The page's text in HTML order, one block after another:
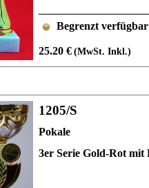
Begrenzt verfügbar
25.20 € (MwSt. Inkl.)
1205/S
Pokale
3er Serie Gold-Rot